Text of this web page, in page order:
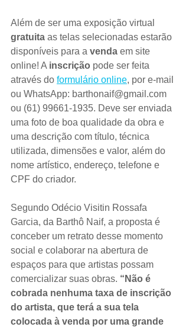
Além de ser uma exposição virtual
gratuita as telas selecionadas estarão
disponíveis para a venda em site
online! A inscrição pode ser feita
através do formulário online, por e-mail
ou WhatsApp: barthonaif@gmail.com
ou (61) 99661-1935. Deve ser enviada
uma foto de boa qualidade da obra e
uma descrição com título, técnica
utilizada, dimensões e valor, além do
nome artístico, endereço, telefone e
CPF do criador.
Segundo Odécio Visitin Rossafa
Garcia, da Barthô Naif, a proposta é
conceber um retrato desse momento
social e colaborar na abertura de
espaços para que artistas possam
comercializar suas obras. “Não é
cobrada nenhuma taxa de inscrição
do artista, que terá a sua tela
colocada à venda por uma grande